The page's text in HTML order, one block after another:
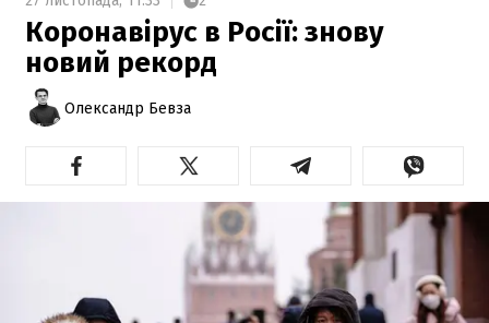
Коронавірус в Росії: знову
новий рекорд
Олександр Бевза